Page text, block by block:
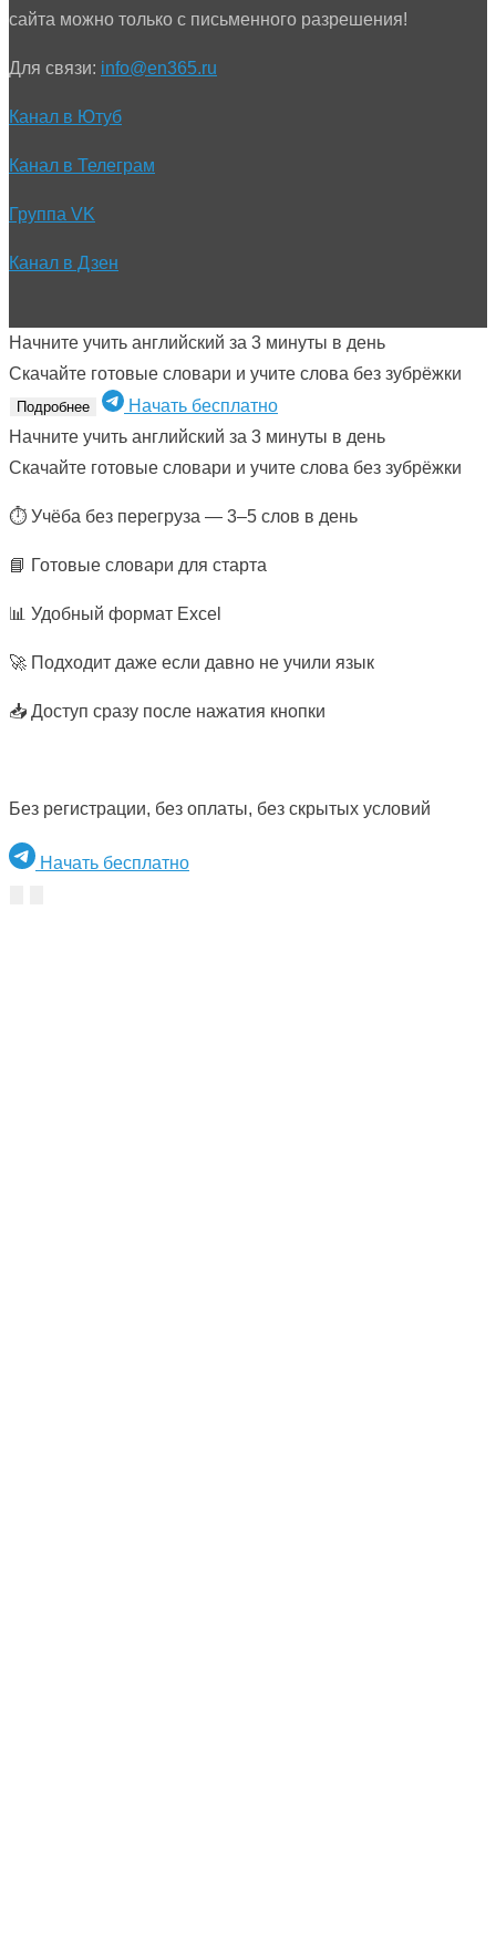
сайта можно только с письменного разрешения!
Для связи: info@en365.ru
Канал в Ютуб
Канал в Телеграм
Группа VK
Канал в Дзен
Начните учить английский за 3 минуты в день
Скачайте готовые словари и учите слова без зубрёжки
Подробнее
Начать бесплатно
Начните учить английский за 3 минуты в день
Скачайте готовые словари и учите слова без зубрёжки
⏱ Учёба без перегруза — 3–5 слов в день
📘 Готовые словари для старта
📊 Удобный формат Excel
🚀 Подходит даже если давно не учили язык
📥 Доступ сразу после нажатия кнопки
Без регистрации, без оплаты, без скрытых условий
Начать бесплатно